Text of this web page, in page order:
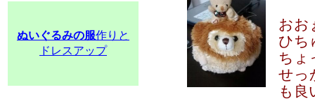
ぬいぐるみの服作りと
ドレスアップ
おお
ひち
ちょ
せっ
も良